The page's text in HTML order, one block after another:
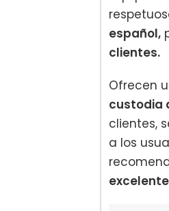
español,
clientes.
Ofrecen
custodia
clientes,
a los